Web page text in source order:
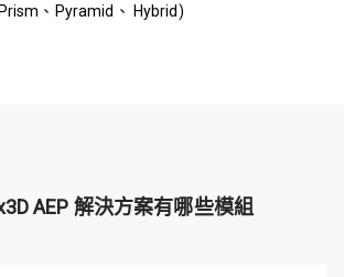
Prism 、 Pyramid 、
Hybrid)
AEP 解決方案有哪些模組